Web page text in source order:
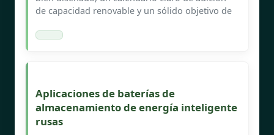
de capacidad renovable y un sólido objetivo de
Aplicaciones de baterías de
almacenamiento de energía inteligente
rusas